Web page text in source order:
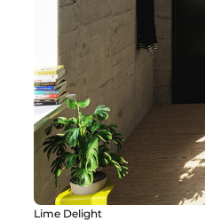
Lime Delight